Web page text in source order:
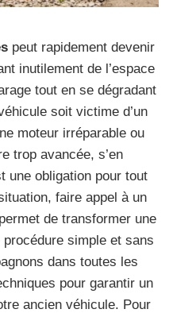
peut rapidement devenir
inutilement de l’espace
tout en se dégradant
soit victime d’un
moteur irréparable ou
trop avancée, s’en
une obligation pour tout
faire appel à un
de transformer une
simple et sans
dans toutes les
pour garantir un
ancien véhicule. Pour